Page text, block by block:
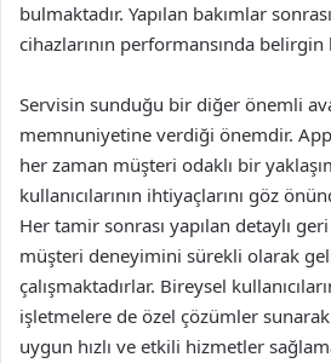
bulmaktadır. Yapılan bakımlar
cihazlarının performansında
Servisin sunduğu bir diğer önemli
memnuniyetine verdiği önemdir.
her zaman müşteri odaklı bir
kullanıcılarının ihtiyaçlarını göz
Her tamir sonrası yapılan detaylı
müşteri deneyimini sürekli olarak
çalışmaktadırlar. Bireysel
işletmelere de özel çözümler
uygun hızlı ve etkili hizmetler